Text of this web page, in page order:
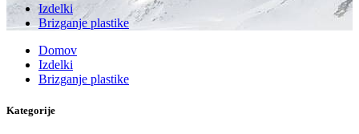
Izdelki
Brizganje plastike
Domov
Izdelki
Brizganje plastike
Kategorije